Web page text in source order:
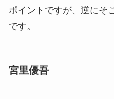
ポイントですが、逆にそ
です。
宮里優吾